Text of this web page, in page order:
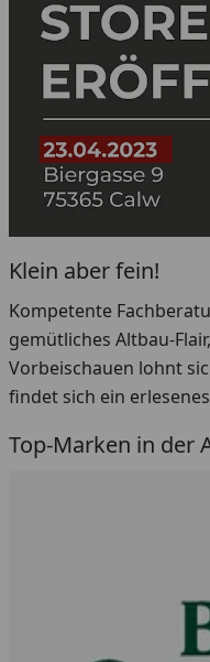
Klein aber fein!
Kompetente
gemütliches Altbau-
Vorbeischauen lohnt
findet sich ein
Top-Marken in der